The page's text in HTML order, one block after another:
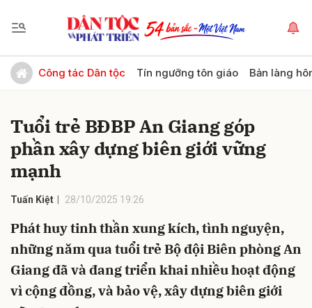
Công tác Dân tộc Tín ngưỡng tôn giáo Bản làng
Tuổi trẻ BĐBP An Giang góp
phần xây dựng biên giới vững
mạnh
Tuấn Kiệt 28/10/2025 19:26
Phát huy tinh thần xung kích, tình nguyện,
những năm qua tuổi trẻ Bộ đội Biên phòng An
Giang đã và đang triển khai nhiều hoạt động
vì cộng đồng, và bảo vệ, xây dựng biên giới
Gửi bình luận